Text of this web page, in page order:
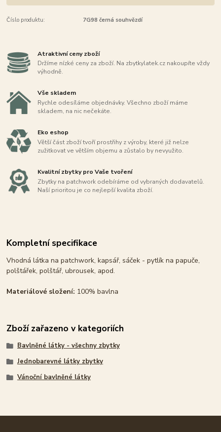
Číslo produktu: 7G98 černá souhvězdí
Atraktivní ceny zboží
Držíme nízké ceny za zboží. Na zbytkylatek.cz nakoupíte vždy
výhodně.
Vše skladem
Rychle odesíláme objednávky. Všechno zboží máme
skladem, na nic nečekáte.
Eko eshop
Větší část zboží tvoří prostřihy z výroby, které již nelze
zužitkovat ve větším objemu a zůstalo by nevyužito.
Kvalitní zbytky pro Vaše tvoření
Zbytky na patchwork odebíráme od vybraných dodavatelů.
Naší prioritou je co nejlepší kvalita zboží.
Kompletní specifikace
Vhodná látka na patchwork, kapsář, sáček - pytlík na papuče,
polštářek, polštář, ubrousek, apod.
Materiálové složení: 100% bavlna
Zboží zařazeno v kategoriích
Bavlněné látky - všechny zbytky
Jednobarevné látky zbytky
Vánoční bavlněné látky